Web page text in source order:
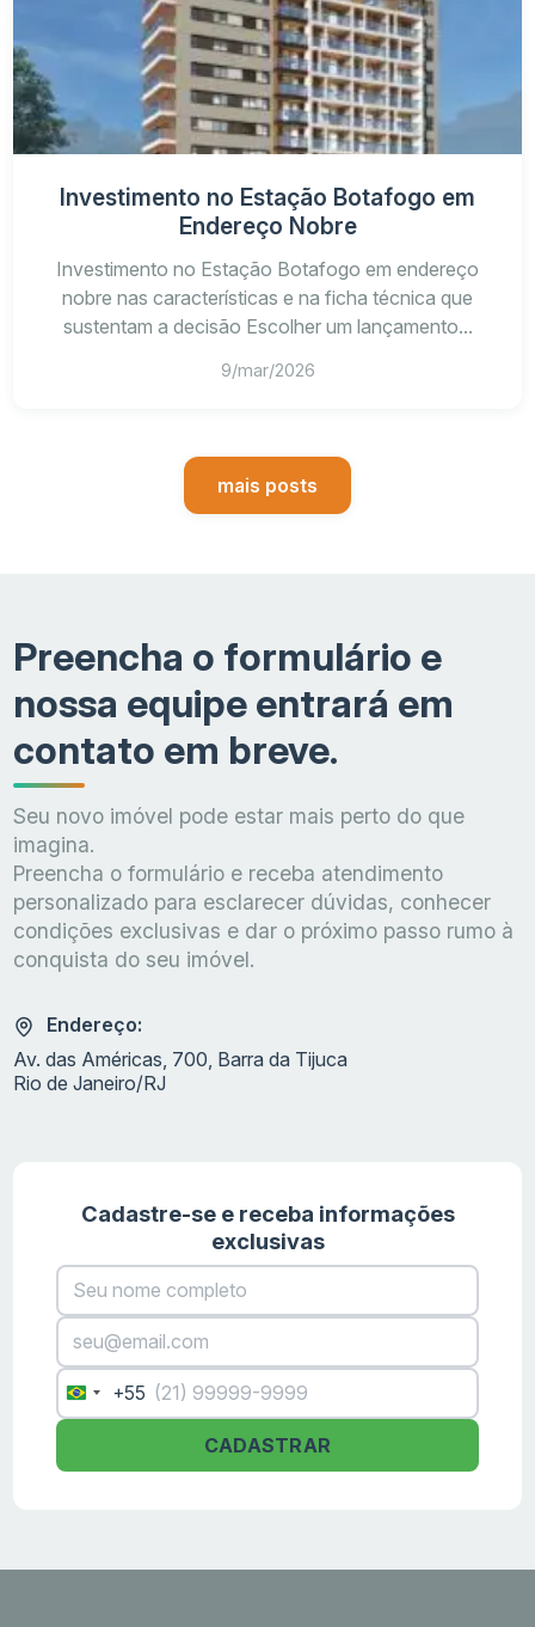
Investimento no Estação Botafogo em
Endereço Nobre
Investimento no Estação Botafogo em endereço
nobre nas características e na ficha técnica que
sustentam a decisão Escolher um lançamento...
9/mar/2026
mais posts
Preencha o formulário e
nossa equipe entrará em
contato em breve.
Seu novo imóvel pode estar mais perto do que
imagina.
Preencha o formulário e receba atendimento
personalizado para esclarecer dúvidas, conhecer
condições exclusivas e dar o próximo passo rumo à
conquista do seu imóvel.
Endereço:
Av. das Américas, 700, Barra da Tijuca
Rio de Janeiro/RJ
Cadastre-se e receba informações
exclusivas
Brazil
+55
+55
CADASTRAR